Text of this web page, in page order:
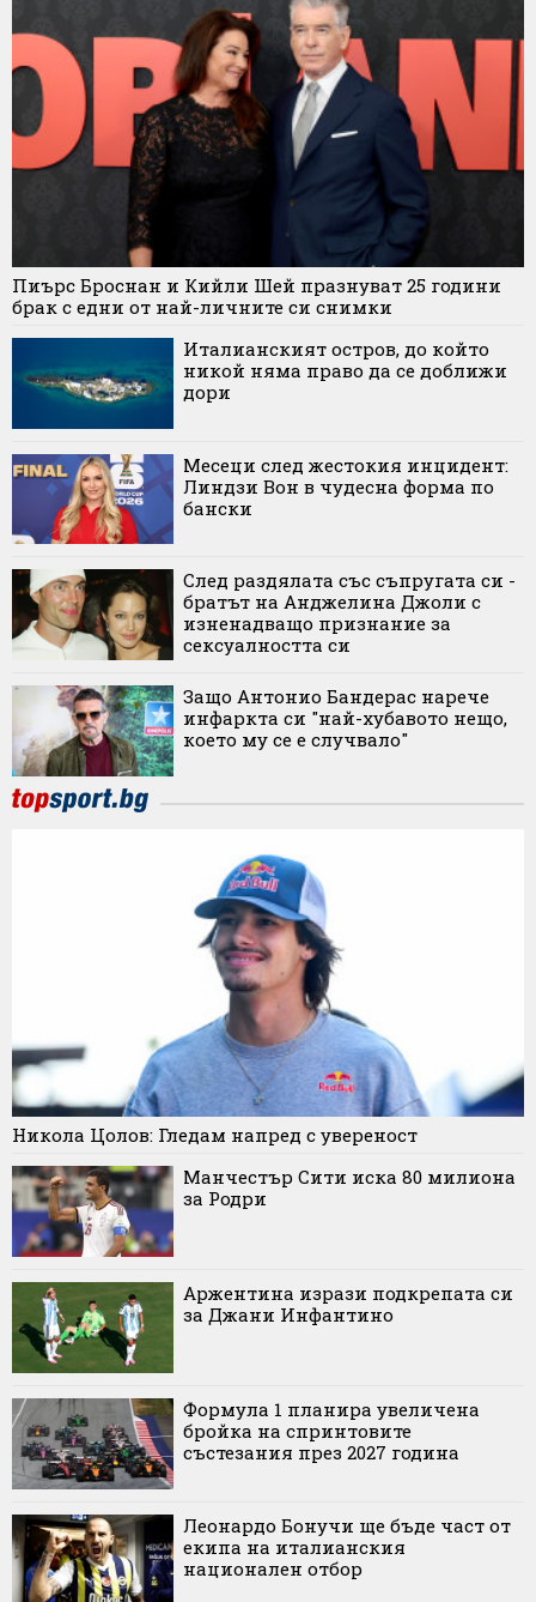
Пиърс Броснан и Кийли Шей празнуват 25 години
брак с едни от най-личните си снимки
Италианският остров, до който
никой няма право да се доближи
дори
Месеци след жестокия инцидент:
Линдзи Вон в чудесна форма по
бански
След раздялата със съпругата си -
братът на Анджелина Джоли с
изненадващо признание за
сексуалността си
Защо Антонио Бандерас нарече
инфаркта си "най-хубавото нещо,
което му се е случвало"
Никола Цолов: Гледам напред с увереност
Манчестър Сити иска 80 милиона
за Родри
Аржентина изрази подкрепата си
за Джани Инфантино
Формула 1 планира увеличена
бройка на спринтовите
състезания през 2027 година
Леонардо Бонучи ще бъде част от
екипа на италианския
национален отбор